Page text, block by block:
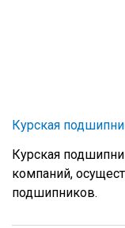
Курская
Курская
компаний,
подшипников.